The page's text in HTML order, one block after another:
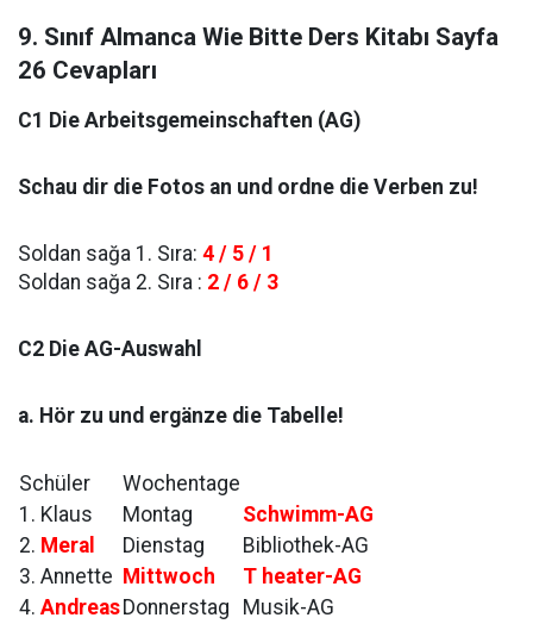
9. Sınıf Almanca Wie Bitte Ders Kitabı Sayfa
26 Cevapları
C1 Die Arbeitsgemeinschaften (AG)
Schau dir die Fotos an und ordne die Verben zu!
Soldan sağa 1. Sıra: 4 / 5 / 1
Soldan sağa 2. Sıra : 2 / 6 / 3
C2 Die AG-Auswahl
a. Hör zu und ergänze die Tabelle!
Schüler
Wochentage
1. Klaus
Montag
Schwimm-AG
2. Meral Dienstag
Bibliothek-AG
3. Annette Mittwoch
T heater-AG
4. Andreas Donnerstag
Musik-AG